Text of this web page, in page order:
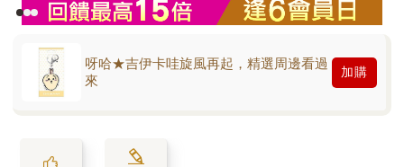
呀哈★吉伊卡哇旋風再起，精選周邊看過
來
加購